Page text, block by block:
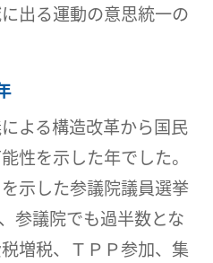
出る運動の意思統一の
よる構造改革から国民
性を示した年でした。
示した参議院議員選挙
参議院でも過半数とな
増税、ＴＰＰ参加、集